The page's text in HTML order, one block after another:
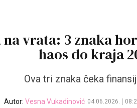
na vrata: 3 znaka
haos do kraja
Ova tri znaka čeka
Autor: Vesna Vukadinović 04.06.2026.